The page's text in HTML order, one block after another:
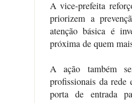
A vice-prefeita
priorizem a
atenção básica é
próxima de quem
A ação também
profissionais da
porta de entrada